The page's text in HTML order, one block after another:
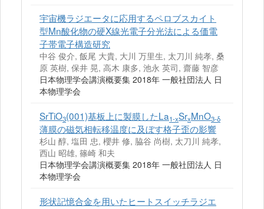
宇宙機ラジエータに応用するペロブスカイト
型Mn酸化物の硬X線光電子分光法による価電
子帯電子構造研究
中谷 俊介, 飯尾 大貴, 大川 万里生, 太刀川 純孝, 桑
原 英樹, 保井 晃, 高木 康多, 池永 英司, 齋藤 智彦
日本物理学会講演概要集 2018年 一般社団法人 日
本物理学会
SrTiO3(001)基板上に製膜したLa1-xSrxMnO3-δ
薄膜の磁気相転移温度に及ぼす格子歪の影響
杉山 醇, 塩田 忠, 櫻井 修, 脇谷 尚樹, 太刀川 純孝,
西山 昭雄, 篠崎 和夫
日本物理学会講演概要集 2018年 一般社団法人 日
本物理学会
形状記憶合金を用いたヒートスイッチラジエ